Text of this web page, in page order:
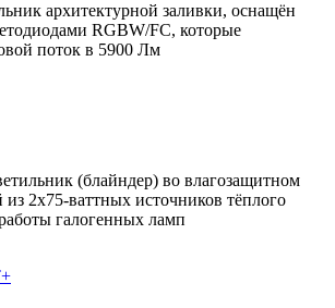
архитектурной заливки, оснащён
RGBW/FC, которые
поток в 5900 Лм
(блайндер) во влагозащитном
из 2х75-ваттных источников тёплого
галогенных ламп